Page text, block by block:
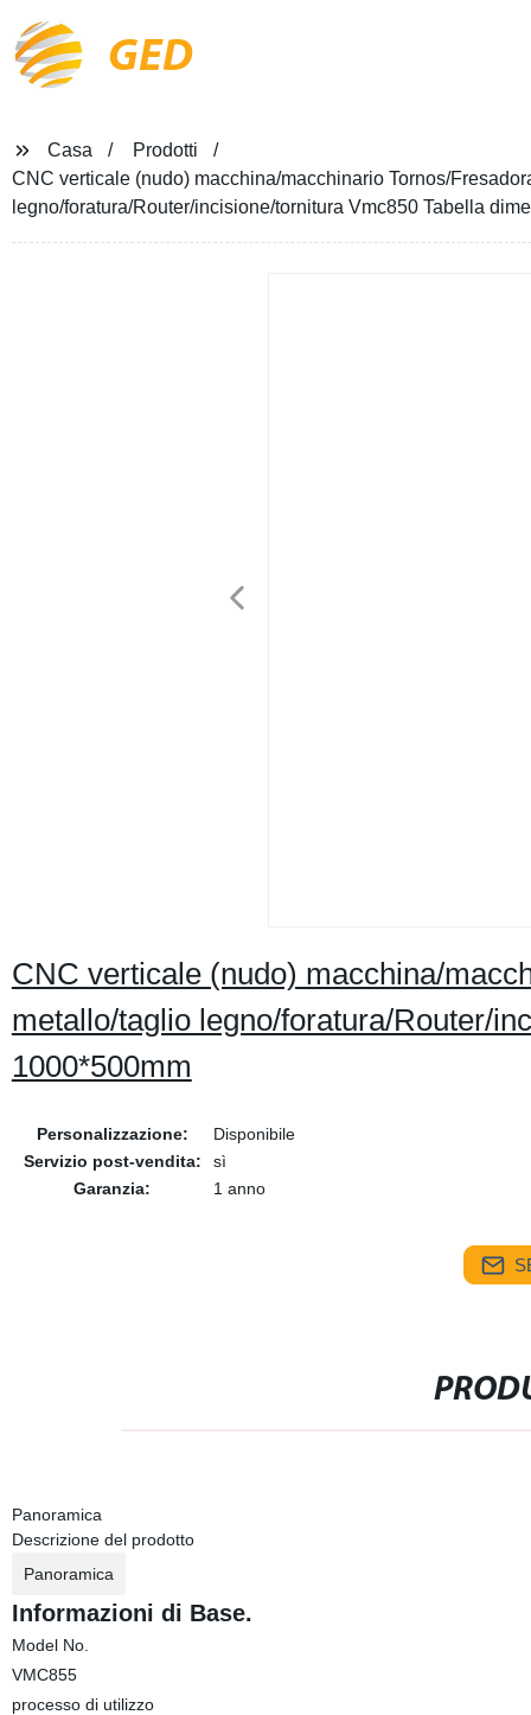
GED
Casa
Prodotti
CNC verticale (nudo) macchina/macchinario Tornos/
legno/foratura/Router/incisione/tornitura Vmc850 Tabella
CNC verticale (nudo) macchina/
metallo/taglio legno/foratura/Router/
1000*500mm
Personalizzazione:
Disponibile
Servizio post-vendita:
sì
Garanzia:
1 anno
Panoramica
Descrizione del prodotto
Panoramica
Informazioni di Base.
Model No.
VMC855
processo di utilizzo